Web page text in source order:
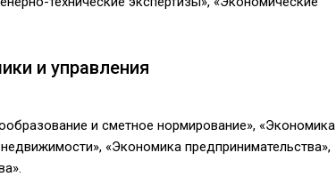
и управления
и сметное нормирование», «Экономика
«Экономика предпринимательства»,